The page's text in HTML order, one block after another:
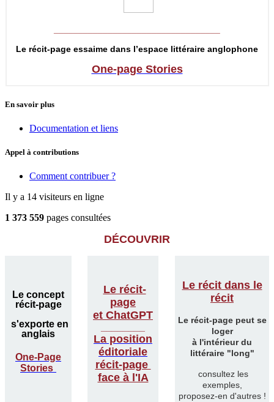
Le récit-page essaime dans l’espace littéraire anglophone
One-page Stories
En savoir plus
Documentation et liens
Appel à contributions
Comment contribuer ?
Il y a 14 visiteurs en ligne
1 373 559 pages consultées
DÉCOUVRIR
Le concept
récit-page
s'exporte en
anglais
One-Page
Stories
Le récit-
page
et ChatGPT
La position
éditoriale
récit-page
face à l'IA
Le récit dans le
récit
Le récit-page peut se
loger
à l'intérieur du
littéraire "long"
consultez les
exemples,
proposez-en d'autres !